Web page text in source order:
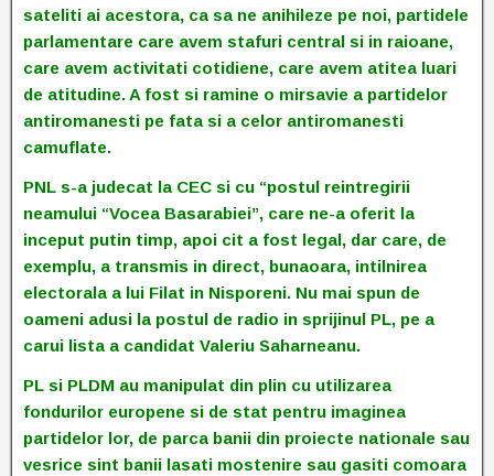
sateliti ai acestora, ca sa ne anihileze pe noi, partidele
parlamentare care avem stafuri central si in raioane,
care avem activitati cotidiene, care avem atitea luari
de atitudine. A fost si ramine o mirsavie a partidelor
antiromanesti pe fata si a celor antiromanesti
camuflate.
PNL s-a judecat la CEC si cu “postul reintregirii
neamului “Vocea Basarabiei”, care ne-a oferit la
inceput putin timp, apoi cit a fost legal, dar care, de
exemplu, a transmis in direct, bunaoara, intilnirea
electorala a lui Filat in Nisporeni. Nu mai spun de
oameni adusi la postul de radio in sprijinul PL, pe a
carui lista a candidat Valeriu Saharneanu.
PL si PLDM au manipulat din plin cu utilizarea
fondurilor europene si de stat pentru imaginea
partidelor lor, de parca banii din proiecte nationale sau
vesrice sint banii lasati mostenire sau gasiti comoara